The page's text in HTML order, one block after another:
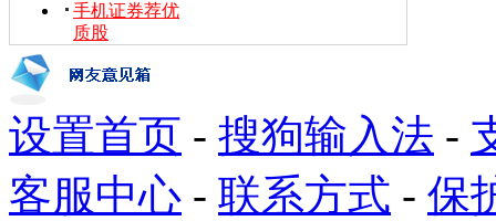
手机证券荐优
质股
设置首页 - 搜狗输入法 -
客服中心 - 联系方式 - 保